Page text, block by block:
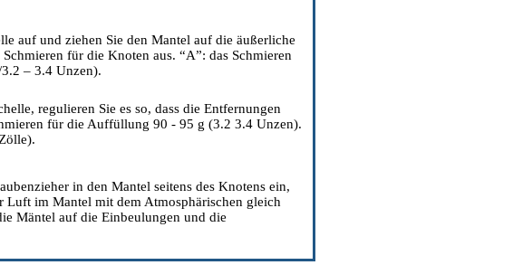
auf und ziehen Sie den Mantel auf die äußerliche
für die Knoten aus. “A”: das Schmieren
– 3.4 Unzen).
regulieren Sie es so, dass die Entfernungen
für die Auffüllung 90 - 95 g (3.2 3.4 Unzen).
in den Mantel seitens des Knotens ein,
im Mantel mit dem Atmosphärischen gleich
Mäntel auf die Einbeulungen und die